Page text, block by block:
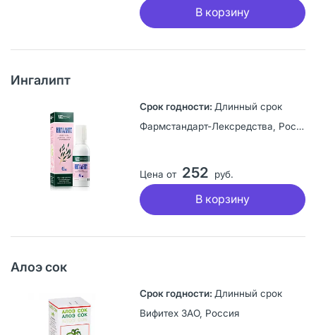
В корзину
Ингалипт
Длинный срок
Фармстандарт-Лексредства, Россия
Цена от 252 руб.
В корзину
Алоэ сок
Длинный срок
Вифитех ЗАО, Россия